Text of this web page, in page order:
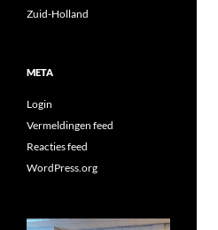
Zuid-Holland
META
Login
Vermeldingen feed
Reacties feed
WordPress.org